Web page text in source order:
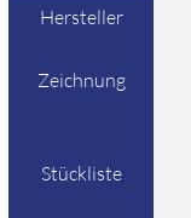
Hersteller
Zeichnung
Stückliste